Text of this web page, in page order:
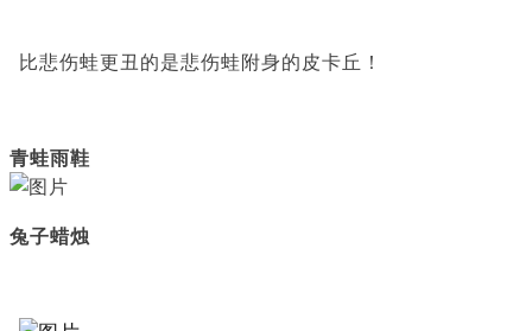
比悲伤蛙更丑的是悲伤蛙附身的皮卡丘！
青蛙雨鞋
兔子蜡烛